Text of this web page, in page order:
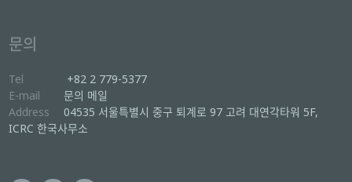
문의
Tel
+82 2 779-5377
E-mail
문의 메일
Address
04535 서울특별시 중구 퇴계로 97 고려 대연각타워 5F,
ICRC 한국사무소